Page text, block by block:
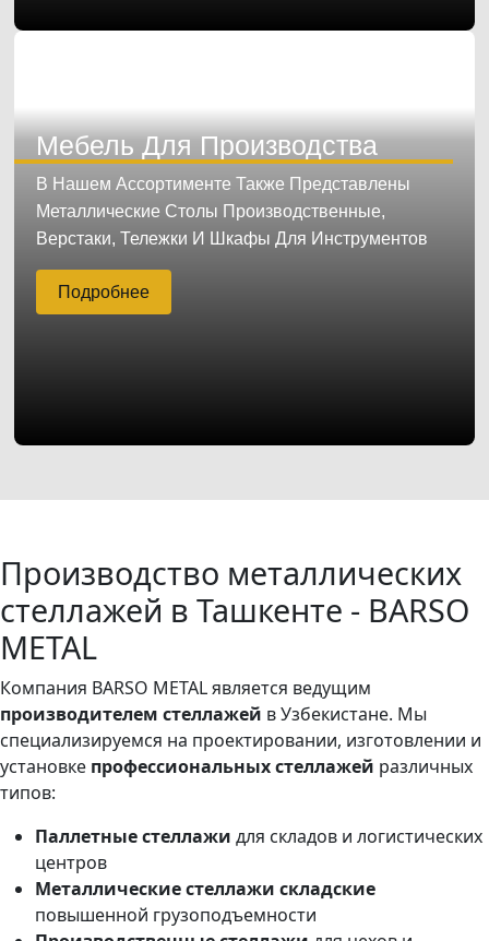
Мебель Для Производства
В Нашем Ассортименте Также Представлены
Металлические Столы Производственные,
Верстаки, Тележки И Шкафы Для Инструментов
Подробнее
Производство металлических
стеллажей в Ташкенте - BARSO
METAL
Компания BARSO METAL является ведущим
производителем стеллажей в Узбекистане. Мы
специализируемся на проектировании, изготовлении и
установке профессиональных стеллажей различных
типов:
Паллетные стеллажи для складов и логистических
центров
Металлические стеллажи складские
повышенной грузоподъемности